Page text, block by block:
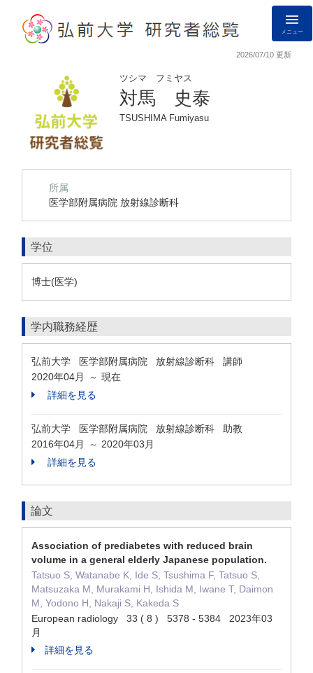
メニュー
2026/07/10 更新
ツシマ フミヤス
対馬 史泰
TSUSHIMA Fumiyasu
所属
医学部附属病院 放射線診断科
学位
博士(医学)
学内職務経歴
弘前大学 医学部附属病院 放射線診断科 講師
2020年04月
～ 現在
詳細を見る
弘前大学 医学部附属病院 放射線診断科 助教
2016年04月
～ 2020年03月
詳細を見る
論文
Association of prediabetes with reduced brain
volume in a general elderly Japanese population.
Tatsuo S, Watanabe K, Ide S, Tsushima F, Tatsuo S,
Matsuzaka M, Murakami H, Ishida M, Iwane T, Daimon
M, Yodono H, Nakaji S, Kakeda S
European radiology 33 ( 8 ) 5378 - 5384 2023年03
月
詳細を見る